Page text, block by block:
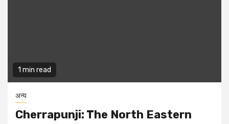
1 min read
अन्य
Cherrapunji: The North Eastern